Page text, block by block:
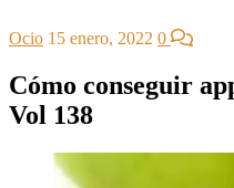
Ocio 15 enero, 2022 0
Cómo conseguir
Vol 138